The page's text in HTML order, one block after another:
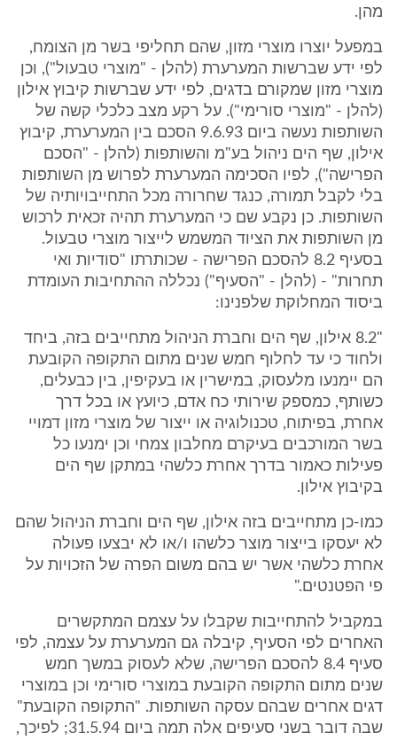
מהן.
במפעל יוצרו מוצרי מזון, שהם תחליפי בשר מן הצומח,
לפי ידע שברשות המערערת (להלן - "מוצרי טבעול"), וכן
מוצרי מזון שמקורם בדגים, לפי ידע שברשות קיבוץ אילון
(להלן - "מוצרי סורימי"). על רקע מצב כלכלי קשה של
השותפות נעשה ביום 9.6.93 הסכם בין המערערת, קיבוץ
אילון, שף הים ניהול בע"מ והשותפות (להלן - "הסכם
הפרישה"), לפיו הסכימה המערערת לפרוש מן השותפות
בלי לקבל תמורה, כנגד שחרורה מכל התחייבויותיה של
השותפות. כן נקבע שם כי המערערת תהיה זכאית לרכוש
מן השותפות את הציוד המשמש לייצור מוצרי טבעול.
בסעיף 8.2 להסכם הפרישה - שכותרתו "סודיות ואי
תחרות" - (להלן - "הסעיף") נכללה ההתחיבות העומדת
ביסוד המחלוקת שלפנינו:
"8.2 אילון, שף הים וחברת הניהול מתחייבים בזה, ביחד
ולחוד כי עד לחלוף חמש שנים מתום התקופה הקובעת
הם יימנעו מלעסוק, במישרין או בעקיפין, בין כבעלים,
כשותף, כמספק שירותי כח אדם, כיועץ או בכל דרך
אחרת, בפיתוח, טכנולוגיה או ייצור של מוצרי מזון דמויי
בשר המורכבים בעיקרם מחלבון צמחי וכן ימנעו כל
פעילות כאמור בדרך אחרת כלשהי במתקן שף הים
בקיבוץ אילון.
כמו-כן מתחייבים בזה אילון, שף הים וחברת הניהול שהם
לא יעסקו בייצור מוצר כלשהו ו/או לא יבצעו פעולה
אחרת כלשהי אשר יש בהם משום הפרה של הזכויות על
פי הפטנטים."
במקביל להתחייבות שקבלו על עצמם המתקשרים
האחרים לפי הסעיף, קיבלה גם המערערת על עצמה, לפי
סעיף 8.4 להסכם הפרישה, שלא לעסוק במשך חמש
שנים מתום התקופה הקובעת במוצרי סורימי וכן במוצרי
דגים אחרים שבהם עסקה השותפות. "התקופה הקובעת"
שבה דובר בשני סעיפים אלה תמה ביום 31.5.94; לפיכך,